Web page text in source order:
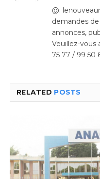
@:
demandes
annonces,
Veuillez-vous
75 77 / 99 50
RELATED POSTS